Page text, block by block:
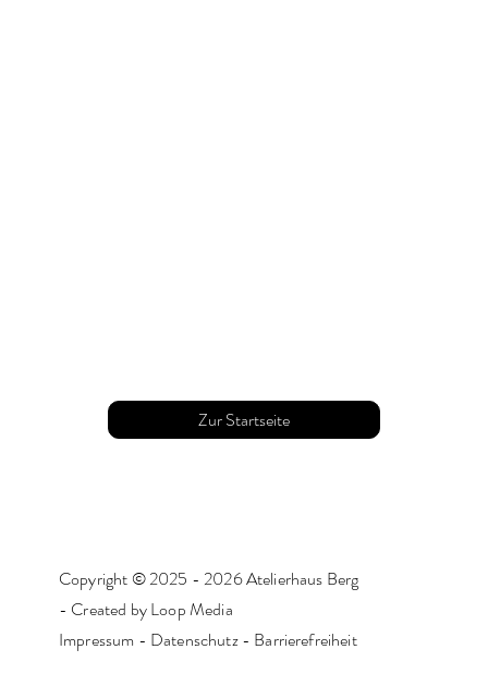
Zur Startseite
Copyright © 2025 - 2026 Atelierhaus Berg
- Created by Loop Media
Impressum - Datenschutz- Barrierefreiheit